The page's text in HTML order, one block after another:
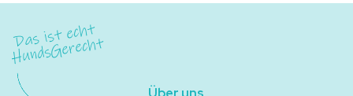
Das ist echt
Hunds
Gerecht